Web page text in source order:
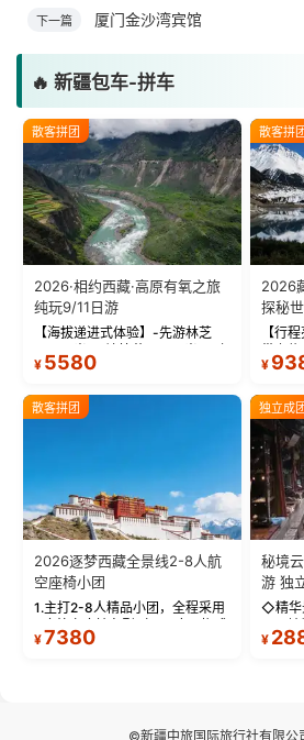
下一篇 厦门金沙湾宾馆
🔥 新疆包车-拼车
散客拼团
2026·相约西藏·高原有氧之旅
纯玩9/11日游
【海拔递进式体验】-先游林芝
(2900米)再访拉萨(3650米)，亲
测 99%游客零高反 。 【贴心保
反根本不是事儿 ！ 【无人机航
拍】-雪山/圣湖/...
¥ 5580
散客拼团
2026
探秘
【行
带上
萨，感
城堡寺
西藏最
¥
散客拼团
2026逐梦西藏全景线2-8人航
空座椅小团
1.主打2-8人精品小团，全程采用
9座航空座椅车型（360度环抱式
座舱），提供VIP级别的舒适出行
¥7380
独立成团
秘境
游 独
◇精华
不同
—【大
¥
©新疆中旅国际旅行社有限公